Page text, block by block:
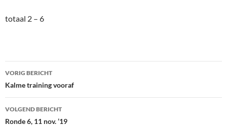
totaal 2 – 6
Bericht
navigatie
VORIG BERICHT
Kalme training vooraf
VOLGEND BERICHT
Ronde 6, 11 nov. ’19